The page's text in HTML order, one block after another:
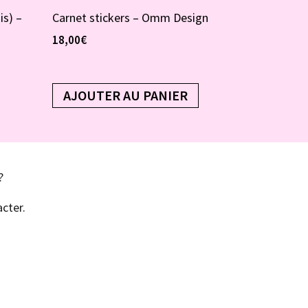
– Carnet stickers – Omm Design
18,00€
AJOUTER AU PANIER